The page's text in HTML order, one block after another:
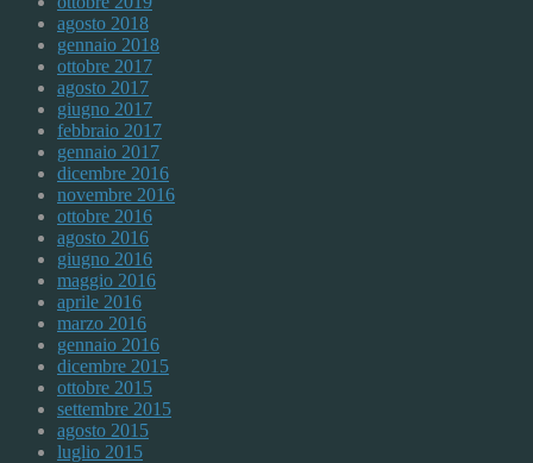
agosto 2018
gennaio 2018
ottobre 2017
agosto 2017
giugno 2017
febbraio 2017
gennaio 2017
dicembre 2016
novembre 2016
ottobre 2016
agosto 2016
giugno 2016
maggio 2016
aprile 2016
marzo 2016
gennaio 2016
dicembre 2015
ottobre 2015
settembre 2015
agosto 2015
luglio 2015